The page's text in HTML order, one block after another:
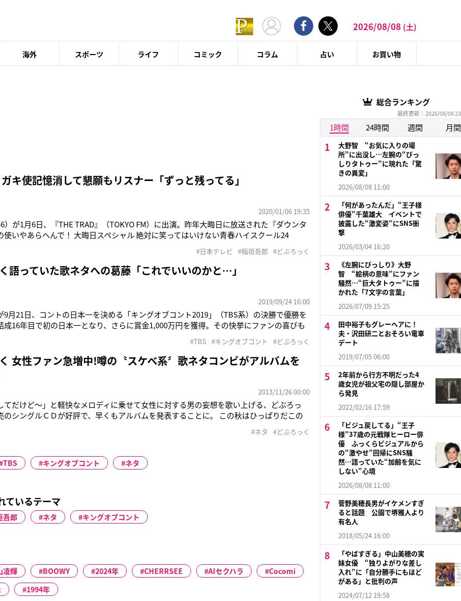
2026/08/08 (土)
海外 スポーツ ライフ コミック コラム 占い お買い物
キ使記憶消して懇願もリスナー「ずっと残ってる」
2020/01/06 19:35
）が1月6日、『THE TRAD』（TOKYO FM）に出演。昨年大晦日に放送された『ダウンタ
使いやあらへんで！ 大晦日スペシャル 絶対に笑ってはいけない青春ハイスクール24
』に出演した稲垣を見て「大笑いした」と告白。しかし稲垣は「何かやっていました？
まし
#日本テレビ #稲垣吾郎 #どぶろっく
語っていた歌ネタへの葛藤「これでいいのかと…」
2019/09/24 16:00
9月21日、コントの日本一を決める「キングオブコント2019」（TBS系）の決勝で優勝を
成16年目で初の日本一となり、さらに賞金1,000万円を獲得。その快挙にファンの喜びも
露。優勝決定後に森慎太郎（40）は「本当に自分たちのスタイルがたくさんの人に評価
メント
#TBS #キングオブコント #どぶろっく
女性ファン急増中!噂の〝スケベ系〞歌ネタコンビがアルバムを
2013/11/26 00:00
てだけど〜」と軽快なメロディに乗せて女性に対する男の妄想を歌い上げる、どぶろっ
のシングルＣＤが好評で、早くもアルバムを発表することに。 この秋はひっぱりだこの
妙な気持ちになりますよね」 森「ライブにも女性のお客さんが増えて、ファンレターまで
なって、夢を見てる
#ネタ #どぶろっく
TBS キングオブコント ネタ
ているテーマ
吾郎 ネタ キングオブコント
凌輝 BOOWY 2024年 CHERRSEE AIセクハラ
Cocomi
1994年
総合ランキング
最終更新：2026/08/08
1時間 24時間 週間 月間
大野智 “お気に入りの場
所”に出没し…左腕の“びっ
しりタトゥー”に現れた「驚
きの異変」
2026/08/08 11:00
「何があったんだ」“王子様
俳優”千葉雄大 イベントで
披露した“激変姿”にSNS衝
撃
2026/03/04 16:20
《左腕にびっしり》大野
智 “絵柄の意味”にファン
騒然…“巨大タトゥー”に描
かれた「7文字の言葉」
2026/07/09 15:25
田中裕子もグレーヘアに！
夫・沢田研二とおそろい電車
デート
2019/07/05 06:00
2年前から行方不明だった4
歳女児が祖父宅の隠し部屋か
ら発見
2022/02/16 17:59
「ビジュ戻してる」“王子
様”37歳の元戦隊ヒーロー俳
優 ふっくらビジュアルから
の“激やせ”回帰にSNS騒
然…語っていた“加齢を気に
しない”心境
2026/08/08 11:00
菅野美穂長男がイケメンすぎ
ると話題 公園で堺雅人より
有名人
2018/05/24 16:00
「やばすぎる」中山美穂の実
妹女優 “独りよがりな差し
入れ”に「自分勝手にもほど
がある」と批判の声
2024/07/12 19:58